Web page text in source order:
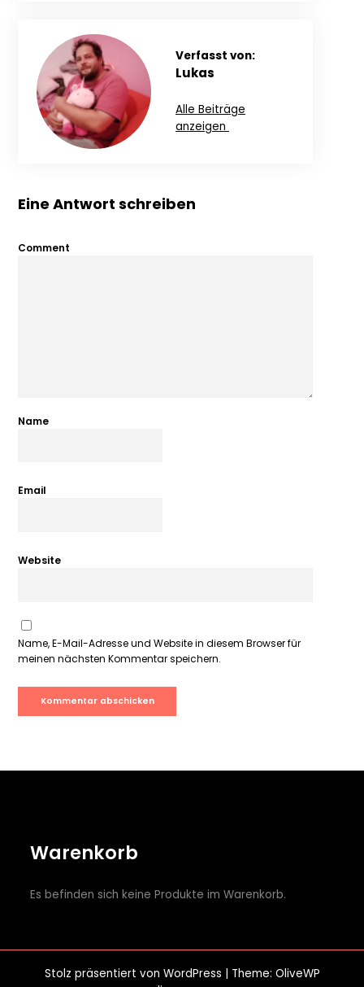
Verfasst von:
Lukas
Alle Beiträge
anzeigen
Eine Antwort schreiben
Comment
Name
Email
Website
Name, E-Mail-Adresse und Website in diesem Browser für
meinen nächsten Kommentar speichern.
Warenkorb
Es befinden sich keine Produkte im Warenkorb.
Stolz präsentiert von WordPress | Theme: OliveWP